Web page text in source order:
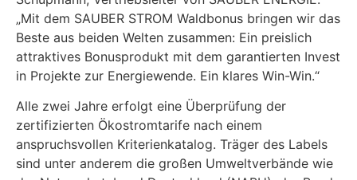
„Mit dem SAUBER STROM Waldbonus bringen wir das
Beste aus beiden Welten zusammen: Ein preislich
attraktives Bonusprodukt mit dem garantierten Invest
in Projekte zur Energiewende. Ein klares Win-Win.“
Alle zwei Jahre erfolgt eine Überprüfung der
zertifizierten Ökostromtarife nach einem
anspruchsvollen Kriterienkatalog. Träger des Labels
sind unter anderem die großen Umweltverbände wie